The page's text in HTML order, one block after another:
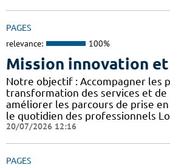
PAGES
relevance: 100%
Mission innovation
Notre objectif : Accompagner les
transformation des services et
améliorer les parcours de prise
le quotidien des professionnels
20/07/2026 12:16
PAGES